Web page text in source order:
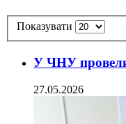
Показувати
У ЧНУ
27.05.2026